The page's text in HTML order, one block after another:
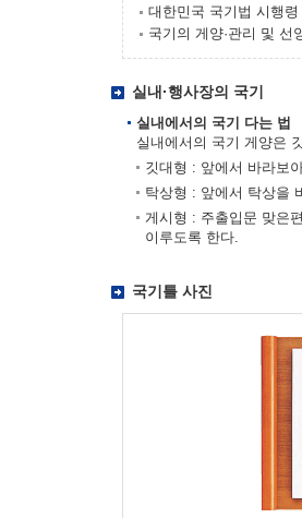
대한민국 국기법 시행
국기의 게양·관리 및 선
실내·행사장의 국기
실내에서의 국기 다는 법
실내에서의 국기 게양은
깃대형 : 앞에서 바라보
탁상형 : 앞에서 탁상을
게시형 : 주출입문 맞은
이루도록 한다.
국기틀 사진